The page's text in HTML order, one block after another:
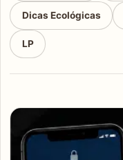
Dicas Ecológicas
LP
Articles